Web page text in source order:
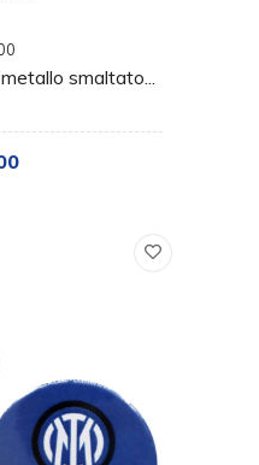
smaltato...